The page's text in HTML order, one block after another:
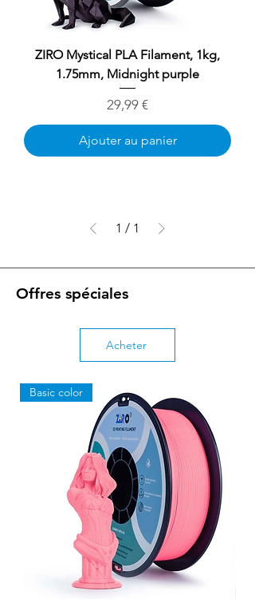
ZIRO Mystical PLA Filament, 1kg,
1.75mm, Midnight purple
Prix
29,99 €
Ajouter au panier
1 / 1
Offres spéciales
Acheter
Basic color